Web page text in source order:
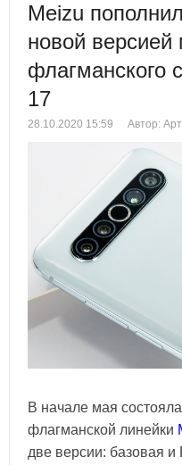
Meizu
новой
флагманского
17
28.10.2020 15:59 Автор:
В начале мая
флагманской линейки
две версии: базовая и